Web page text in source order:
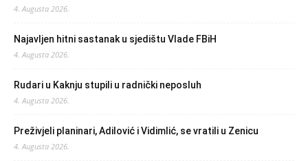
4. Augusta 2026.
Najavljen hitni sastanak u sjedištu Vlade FBiH
4. Augusta 2026.
Rudari u Kaknju stupili u radnički neposluh
4. Augusta 2026.
Preživjeli planinari, Adilović i Vidimlić, se vratili u Zenicu
4. Augusta 2026.